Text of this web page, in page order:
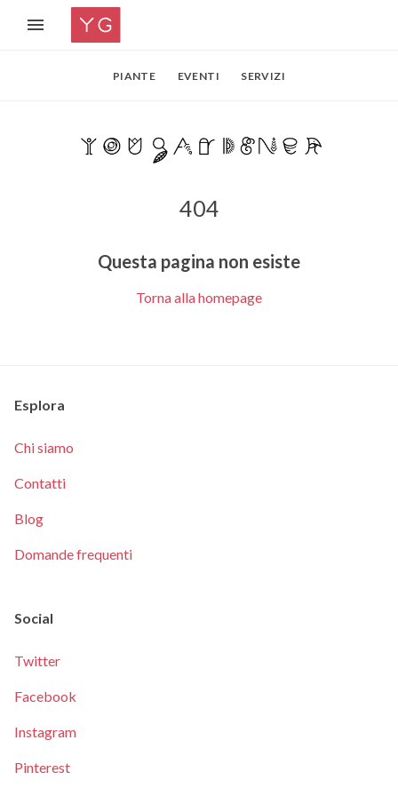
PIANTE EVENTI SERVIZI
404
Questa pagina non esiste
Torna alla homepage
Esplora
Chi siamo
Contatti
Blog
Domande frequenti
Social
Twitter
Facebook
Instagram
Pinterest